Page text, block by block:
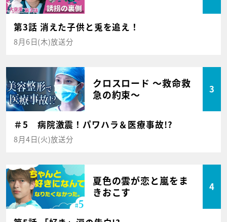
第3話 消えた子供と兎を追え！
8月6日(木)放送分
クロスロード ～救命救
急の約束～
3
＃5 病院激震！パワハラ＆医療事故!?
8月4日(火)放送分
夏色の雲が恋と嵐をま
きおこす
4